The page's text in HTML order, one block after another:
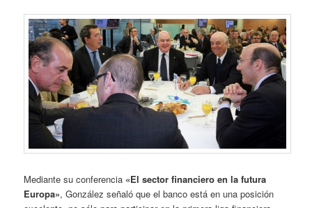
Mediante su conferencia «El sector financiero en la futura
Europa», González señaló que el banco está en una posición